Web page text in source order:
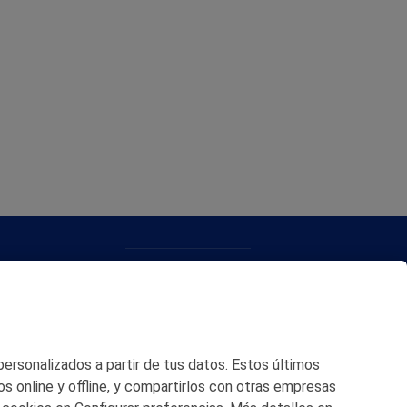
a partir de tus datos. Estos últimos
online y offline, y compartirlos con otras empresas